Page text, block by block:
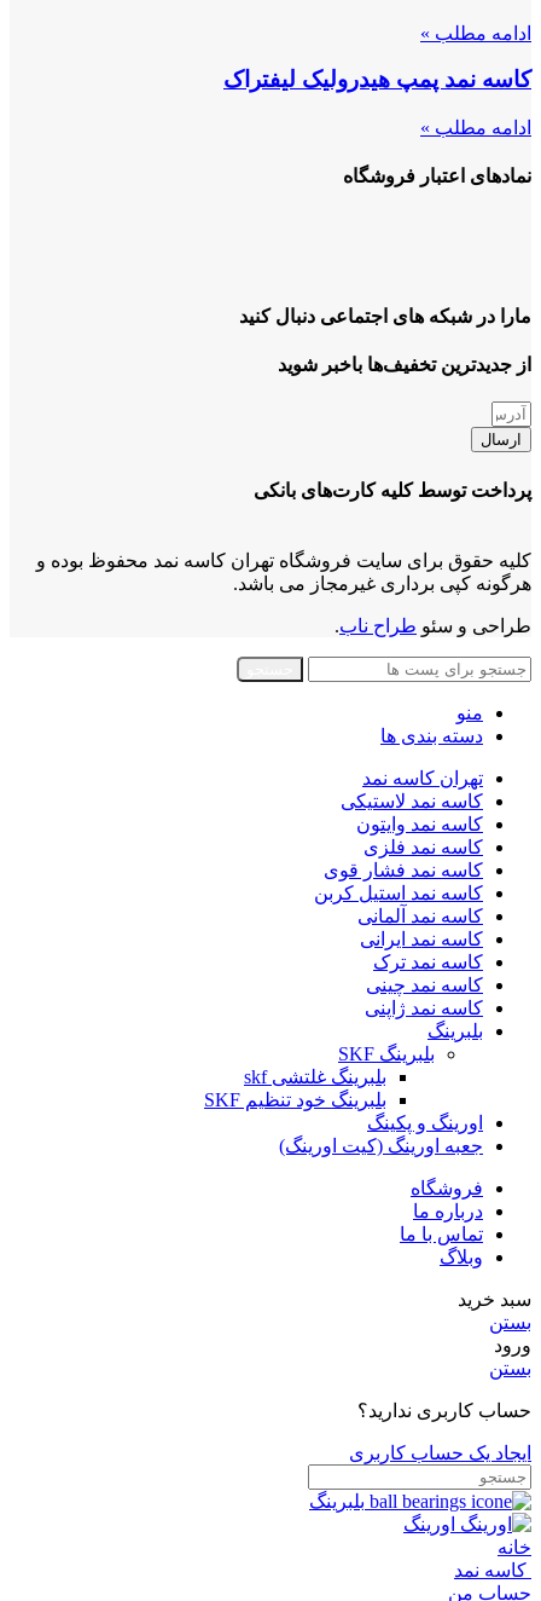
ادامه مطلب »
کاسه نمد پمپ هیدرولیک لیفتراک
ادامه مطلب »
نمادهای اعتبار فروشگاه
مارا در شبکه های اجتماعی دنبال کنید
از جدیدترین تخفیف‌ها باخبر شوید
ارسال
پرداخت توسط کلیه کارت‌های بانکی
کلیه حقوق برای سایت فروشگاه تهران کاسه نمد محفوظ بوده و
هرگونه کپی برداری غیرمجاز می باشد.
طراحی و سئو طراح ناب.
منو
دسته بندی ها
تهران کاسه نمد
کاسه نمد لاستیکی
کاسه نمد وایتون
کاسه نمد فلزی
کاسه نمد فشار قوی
کاسه نمد استیل کربن
کاسه نمد آلمانی
کاسه نمد ایرانی
کاسه نمد ترک
کاسه نمد چینی
کاسه نمد ژاپنی
بلبرینگ
بلبرینگ SKF
بلبرینگ غلتشی skf
بلبرینگ خود تنظیم SKF
اورینگ و پکینگ
جعبه اورینگ (کیت اورینگ)
فروشگاه
درباره ما
تماس با ما
وبلاگ
سبد خرید
بستن
ورود
بستن
حساب کاربری ندارید؟
ایجاد یک حساب کاربری
بلبرینگ
اورینگ
خانه
کاسه نمد
حساب من